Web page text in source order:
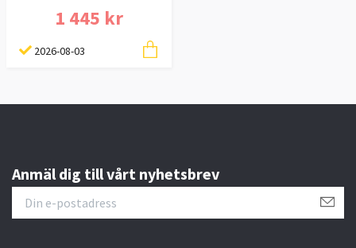
1 445 kr
2026-08-03
Anmäl dig till vårt nyhetsbrev